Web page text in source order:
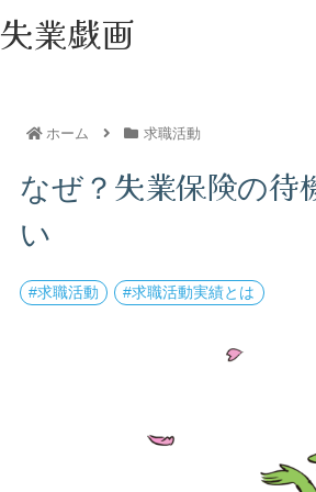
失業戯画
ホーム 求職活動
なぜ？失業保険の待
い
求職活動 求職活動実績とは